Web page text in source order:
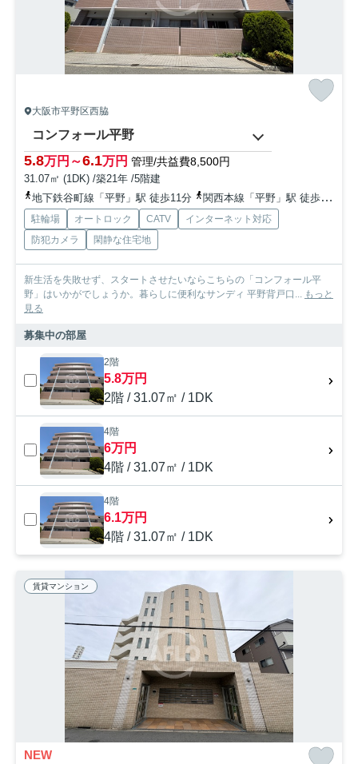
大阪市平野区西脇
コンフォール平野
5.8万円～6.1万円 管理/共益費8,500円
31.07㎡ (1DK) /築21年 /5階建
地下鉄谷町線「平野」駅 徒歩11分
関西本線「平野」駅 徒歩15分
駐輪場 オートロック CATV
インターネット対応
防犯カメラ
閑静な住宅地
新生活を失敗せず、スタートさせたいならこちらの「コンフォール平
野」はいかがでしょうか。暮らしに便利なサンディ 平野背戸口... もっと
見る
募集中の部屋
2階
5.8万円
2階 / 31.07㎡ / 1DK
4階
6万円
4階 / 31.07㎡ / 1DK
4階
6.1万円
4階 / 31.07㎡ / 1DK
賃貸マンション
NEW